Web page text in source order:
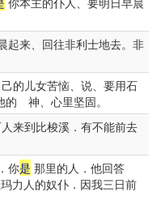
起来、回往非利士地去。非
的儿女苦恼、说、要用石
的 神、心里坚固。
来到比梭溪．有不能前去
你是 那里的人．他回答
力人的奴仆．因我三日前